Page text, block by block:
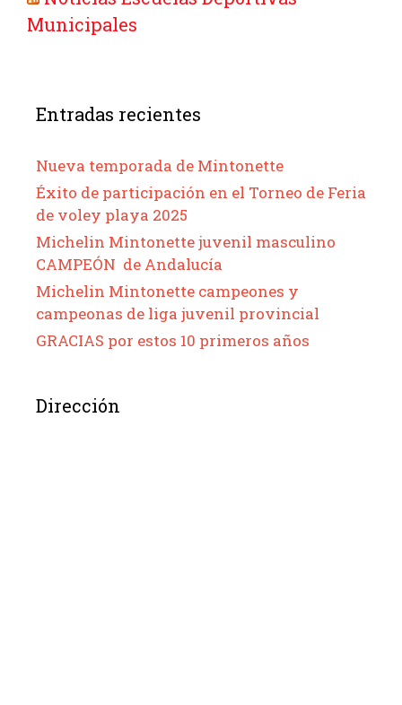
Municipales
Entradas recientes
Nueva temporada de Mintonette
Éxito de participación en el Torneo de Feria
de voley playa 2025
Michelin Mintonette juvenil masculino
CAMPEÓN de Andalucía
Michelin Mintonette campeones y
campeonas de liga juvenil provincial
GRACIAS por estos 10 primeros años
Dirección